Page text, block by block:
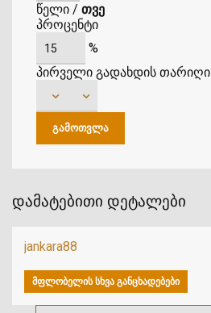
წელი / თვე
პროცენტი
%
პირველი გადახდის თარიღი
დამატებითი დეტალები
jankara88
ᲛᲤᲚᲝᲑᲔᲚᲘᲡ ᲡᲮᲕᲐ ᲒᲐᲜᲪᲮᲐᲓᲔᲑᲔᲑᲘ